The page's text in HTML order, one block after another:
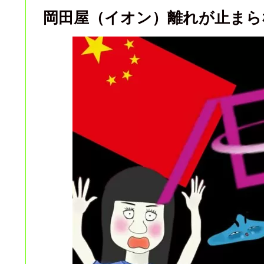
岡田屋（イオン）離れが止ま